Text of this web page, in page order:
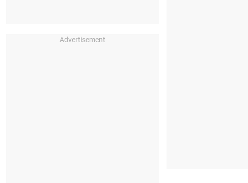
Advertisement